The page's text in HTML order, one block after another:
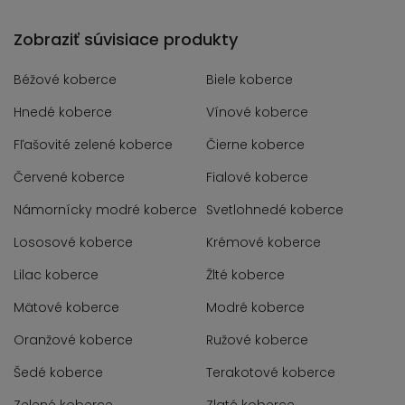
Zobraziť súvisiace produkty
Béžové koberce
Biele koberce
Hnedé koberce
Vínové koberce
Fľašovité zelené koberce
Čierne koberce
Červené koberce
Fialové koberce
Námornícky modré koberce Svetlohnedé koberce
Lososové koberce
Krémové koberce
Lilac koberce
Žlté koberce
Mätové koberce
Modré koberce
Oranžové koberce
Ružové koberce
Šedé koberce
Terakotové koberce